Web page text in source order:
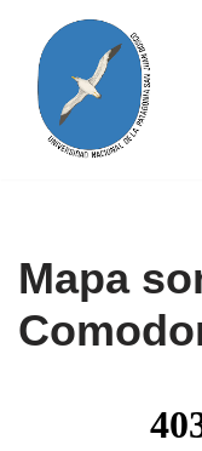
Skip
content
Mapa